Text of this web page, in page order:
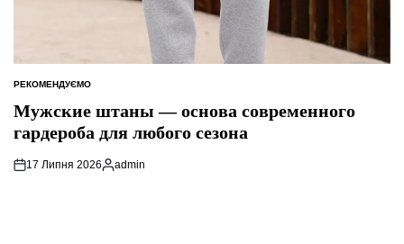
ОПУБЛІКУВАТИ
РЕКОМЕНДУЄМО
Мужские штаны — основа современного
гардероба для любого сезона
17 Липня 2026
Опубліковано
admin